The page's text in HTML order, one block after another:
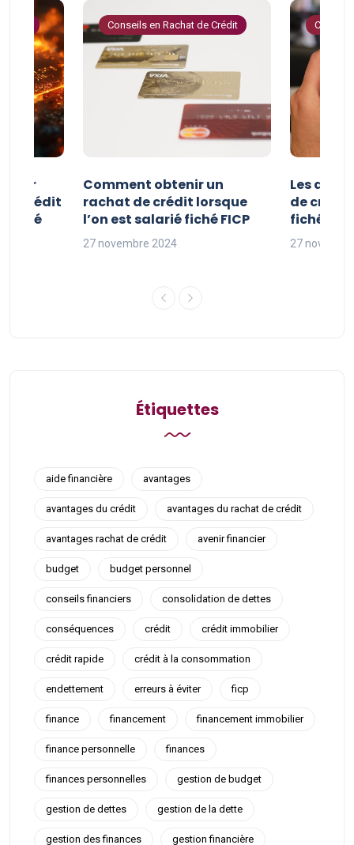
pour
crédit
fiché
Conseils en Rachat de Crédit
Comment obtenir un
rachat de crédit lorsque
l’on est salarié fiché FICP
27 novembre 2024
Les
de crédit
fichés
27
Étiquettes
aide financière avantages
avantages du crédit avantages du rachat de crédit
avantages rachat de crédit avenir financier
budget budget personnel
conseils financiers consolidation de dettes
conséquences crédit crédit immobilier
crédit rapide crédit à la consommation
endettement erreurs à éviter ficp
finance financement financement immobilier
finance personnelle finances
finances personnelles gestion de budget
gestion de dettes gestion de la dette
gestion des finances gestion financière